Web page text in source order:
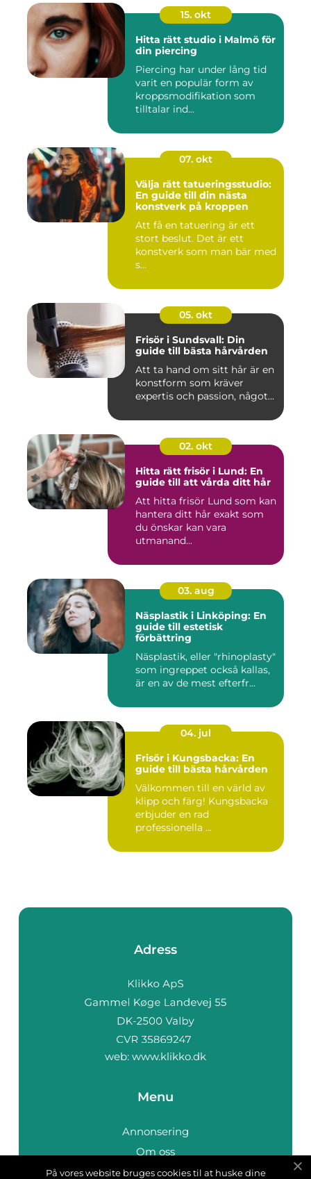
15. okt
Hitta rätt studio i Malmö för
din piercing
Piercing har under lång tid
varit en populär form av
kroppsmodifikation som
tilltalar ind...
07. okt
Välja rätt tatueringsstudio:
En guide till din nästa
konstverk på kroppen
Att få en tatuering är ett
stort beslut. Det är ett
konstverk som man bär med
s...
05. okt
Frisör i Sundsvall: Din
guide till bästa hårvården
Att ta hand om sitt hår är en
konstform som kräver
expertis och passion, något...
02. okt
Hitta rätt frisör i Lund: En
guide till att vårda ditt hår
Att hitta frisör Lund som kan
hantera ditt hår exakt som
du önskar kan vara
utmanand...
03. aug
Näsplastik i Linköping: En
guide till estetisk
förbättring
Näsplastik, eller "rhinoplasty"
som ingreppet också kallas,
är en av de mest efterfr...
04. jul
Frisör i Kungsbacka: En
guide till bästa hårvården
Välkommen till en värld av
klipp och färg! Kungsbacka
erbjuder en rad
professionella ...
Adress
web: www.klikko.dk
Menu
Annonsering
Om oss
Cookies
På vores website bruges cookies til at huske dine